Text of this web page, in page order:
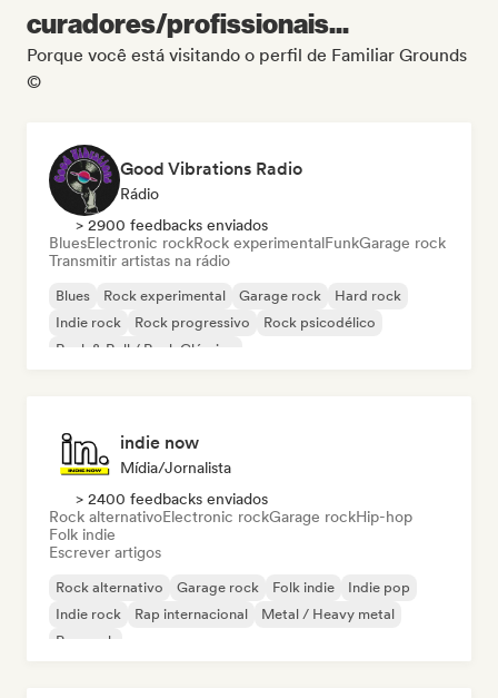
curadores/profissionais...
Porque você está visitando o perfil de Familiar Grounds
©
Good Vibrations Radio
Rádio
> 2900 feedbacks enviados
BluesElectronic rockRock experimentalFunkGarage rock
Transmitir artistas na rádio
Blues Rock experimental Garage rock
Hard rock
Indie rock
Rock progressivo
Rock psicodélico
Rock & Roll / Rock Clássico
indie now
Mídia/Jornalista
> 2400 feedbacks enviados
Rock alternativoElectronic rockGarage rockHip-hop
Folk indie
Escrever artigos
Rock alternativo Garage rock Folk indie
Indie pop
Indie rock
Rap internacional
Metal / Heavy metal
Pop rock